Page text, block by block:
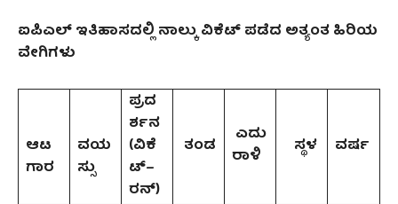
ಐಪಿಎಲ್ಇತಿಹಾಸದಲ್ಲಿನಾಲ್ಕುವಿಕೆಟ್ಪಡೆದ ಅತ್ಯಂತಹಿರಿಯ
ವೇಗಿಗಳು
ಆಟ
ಗಾರ
ವಯ
ಸ್ಸು
ಪ್ರದ
ರ್ಶನ
(ವಿಕೆ
ಟ್–
ರನ್)
ತಂಡ
ಎದು
ರಾಳಿ
ಸ್ಥಳ ವರ್ಷ